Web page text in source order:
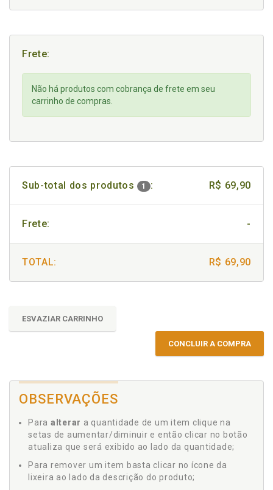
Frete:
Não há produtos com cobrança de frete em seu
carrinho de compras.
Sub-total dos produtos 1 : R$ 69,90
Frete: -
TOTAL: R$ 69,90
ESVAZIAR CARRINHO
CONCLUIR A COMPRA
OBSERVAÇÕES
Para alterar a quantidade de um item clique na
setas de aumentar/diminuir e então clicar no botão
atualiza que será exibido ao lado da quantidade;
Para remover um item basta clicar no ícone da
lixeira ao lado da descrição do produto;